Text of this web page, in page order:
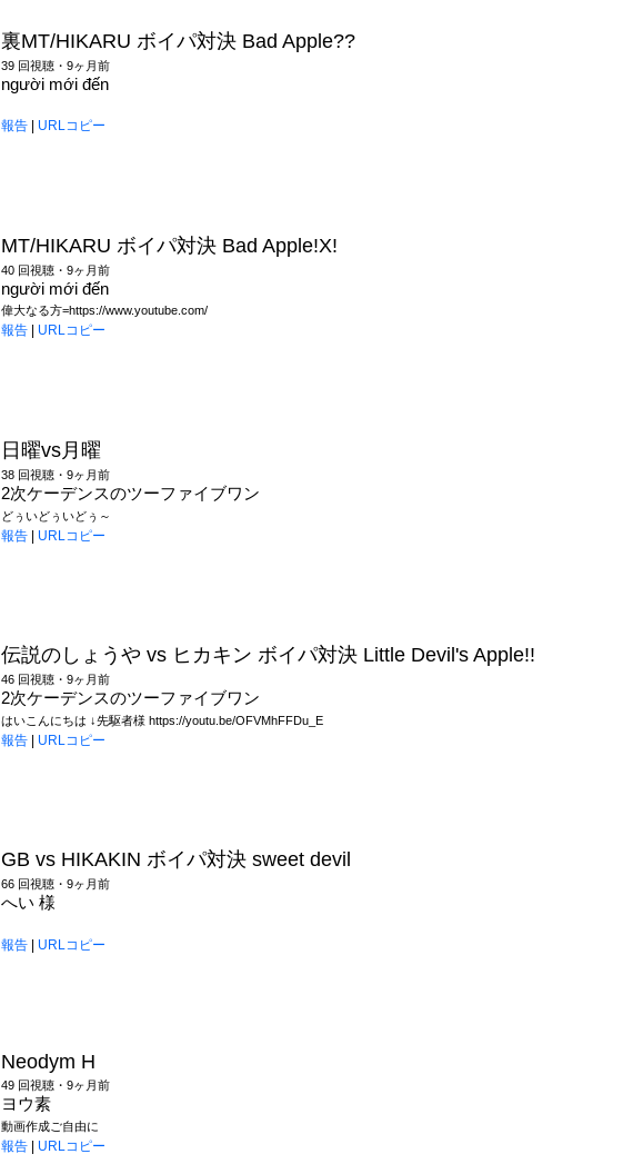
裏MT/HIKARU ボイパ対決 Bad Apple??
39 回視聴・9ヶ月前
người mới đến
報告 URLコピー
MT/HIKARU ボイパ対決 Bad Apple!X!
40 回視聴・9ヶ月前
người mới đến
偉大なる方=https://www.youtube.com/
報告 URLコピー
日曜vs月曜
38 回視聴・9ヶ月前
2次ケーデンスのツーファイブワン
どぅいどぅいどぅ～
報告 URLコピー
伝説のしょうや vs ヒカキン ボイパ対決 Little Devil's Apple!!
46 回視聴・9ヶ月前
2次ケーデンスのツーファイブワン
はいこんにちは ↓先駆者様 https://youtu.be/OFVMhFFDu_E
報告 URLコピー
GB vs HIKAKIN ボイパ対決 sweet devil
66 回視聴・9ヶ月前
へい 様
報告 URLコピー
Neodym H
49 回視聴・9ヶ月前
ヨウ素
動画作成ご自由に
報告 URLコピー